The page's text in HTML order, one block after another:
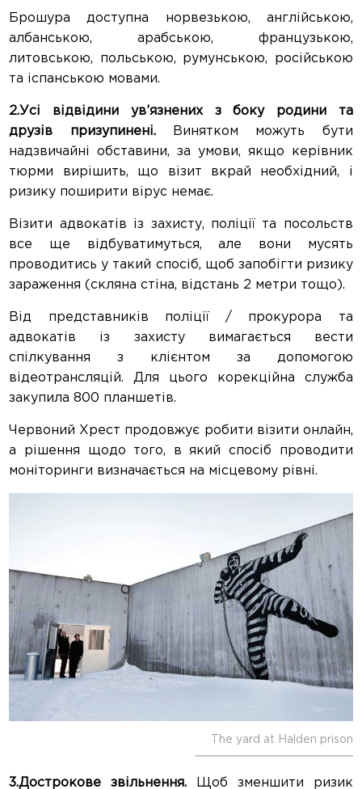
Брошура доступна норвезькою, англійською,
албанською, арабською, французькою,
литовською, польською, румунською, російською
та іспанською мовами.
2.Усі відвідини ув’язнених з боку родини та
друзів призупинені.Винятком можуть бути
надзвичайні обставини, за умови, якщо керівник
тюрми вирішить, що візит вкрай необхідний, і
ризику поширити вірус немає.
Візити адвокатів із захисту, поліції та посольств
все ще відбуватимуться, але вони мусять
проводитись у такий спосіб, щоб запобігти ризику
зараження (скляна стіна, відстань 2 метри тощо).
Від представників поліції / прокурора та
адвокатів із захисту вимагається вести
спілкування з клієнтом за допомогою
відеотрансляцій. Для цього корекційна служба
закупила 800 планшетів.
Червоний Хрест продовжує робити візити онлайн,
а рішення щодо того, в який спосіб проводити
моніторинги визначається на місцевому рівні.
The yard at Halden prison
3.Дострокове звільнення. Щоб зменшити ризик